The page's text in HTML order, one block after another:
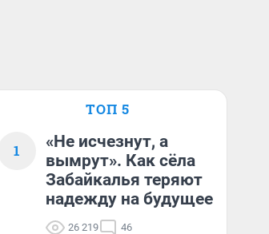
ТОП 5
1
«Не исчезнут, а
вымрут». Как сёла
Забайкалья теряют
надежду на будущее
26 219 46